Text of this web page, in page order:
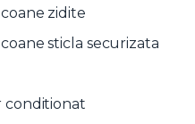
zidite
sticla securizata
conditionat